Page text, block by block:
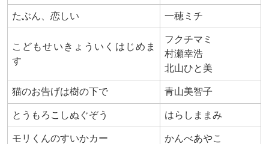
たぶん、恋しい 一穂ミチ
こどもせいきょういくはじめま
す
フクチマミ
村瀬幸浩
北山ひと美
猫のお告げは樹の下で 青山美智子
とうもろこしぬぐぞう はらしままみ
モリくんのすいかカー かんべあやこ